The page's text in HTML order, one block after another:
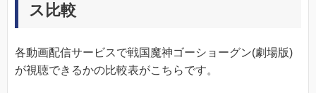
ス比較
各動画配信サービスで戦国魔神ゴーショーグン(劇場版)
が視聴できるかの比較表がこちらです。